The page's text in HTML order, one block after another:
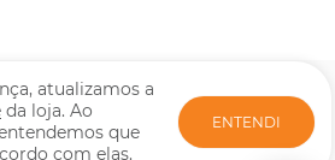
atualizamos a
da loja. Ao
que
com elas.
ENTENDI
reservados. Proibida reprodução
estoque sujeito a alterações sem aviso
| CNPJ: 08.417.266/0001-46. Rua:
Alto da Boa Vista - Arapongas - PR |